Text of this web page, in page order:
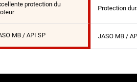
protection du
Protection
MB / API SP JASO MB /